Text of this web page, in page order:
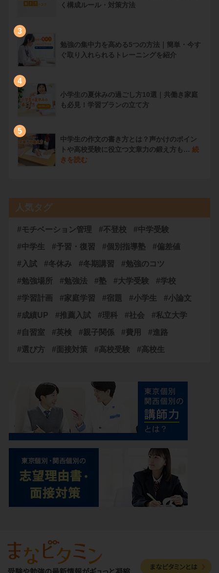
く構成ルール・対策方法
3
勉強の集中力を高める5つの方法｜簡単・今す
ぐ取り入れられるトレーニングを紹介
4
小学生の夏休みの過ごし方10選｜共働き家庭
も必見！学習プランの立て方
5
中学生の作文の書き方とは？声かけのポイン
トや高校受験に役立つ文章力の鍛え方も… 続
きを読む
人気タグ
#モチベーション管理 #不登校 #中学受験
#中学生 #予習・復習 #個別指導塾 #偏差値
#入試 #冬休み #冬期講習 #勉強のコツ
#勉強場所 #勉強法 #塾 #大学受験 #学校
#学習計画 #家庭学習 #宿題 #小学生 #小論文
#成績UP #推薦入試 #理科 #社会 #私立大学
#自習室 #英検 #親子関係 #費用 #進路
#選び方 #面接対策 #高校受験 #高校生